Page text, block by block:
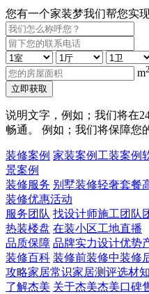
您有一个家装梦我们帮您实
m2
立即获取
说明文字，例如；我们将在
畅通。 例如；我们将保障您
装修案例 家装案例 工装案例
景案例
装修服务 别墅装修轻奢套餐
装修优惠活动
服务团队 找设计师施工团队
热装楼盘 在装小区工地直播
品质保障 品牌实力设计优势
装修百科 装修前装修中装修
攻略家居常识家居测评选材
了解杰美 关于杰美杰美口碑